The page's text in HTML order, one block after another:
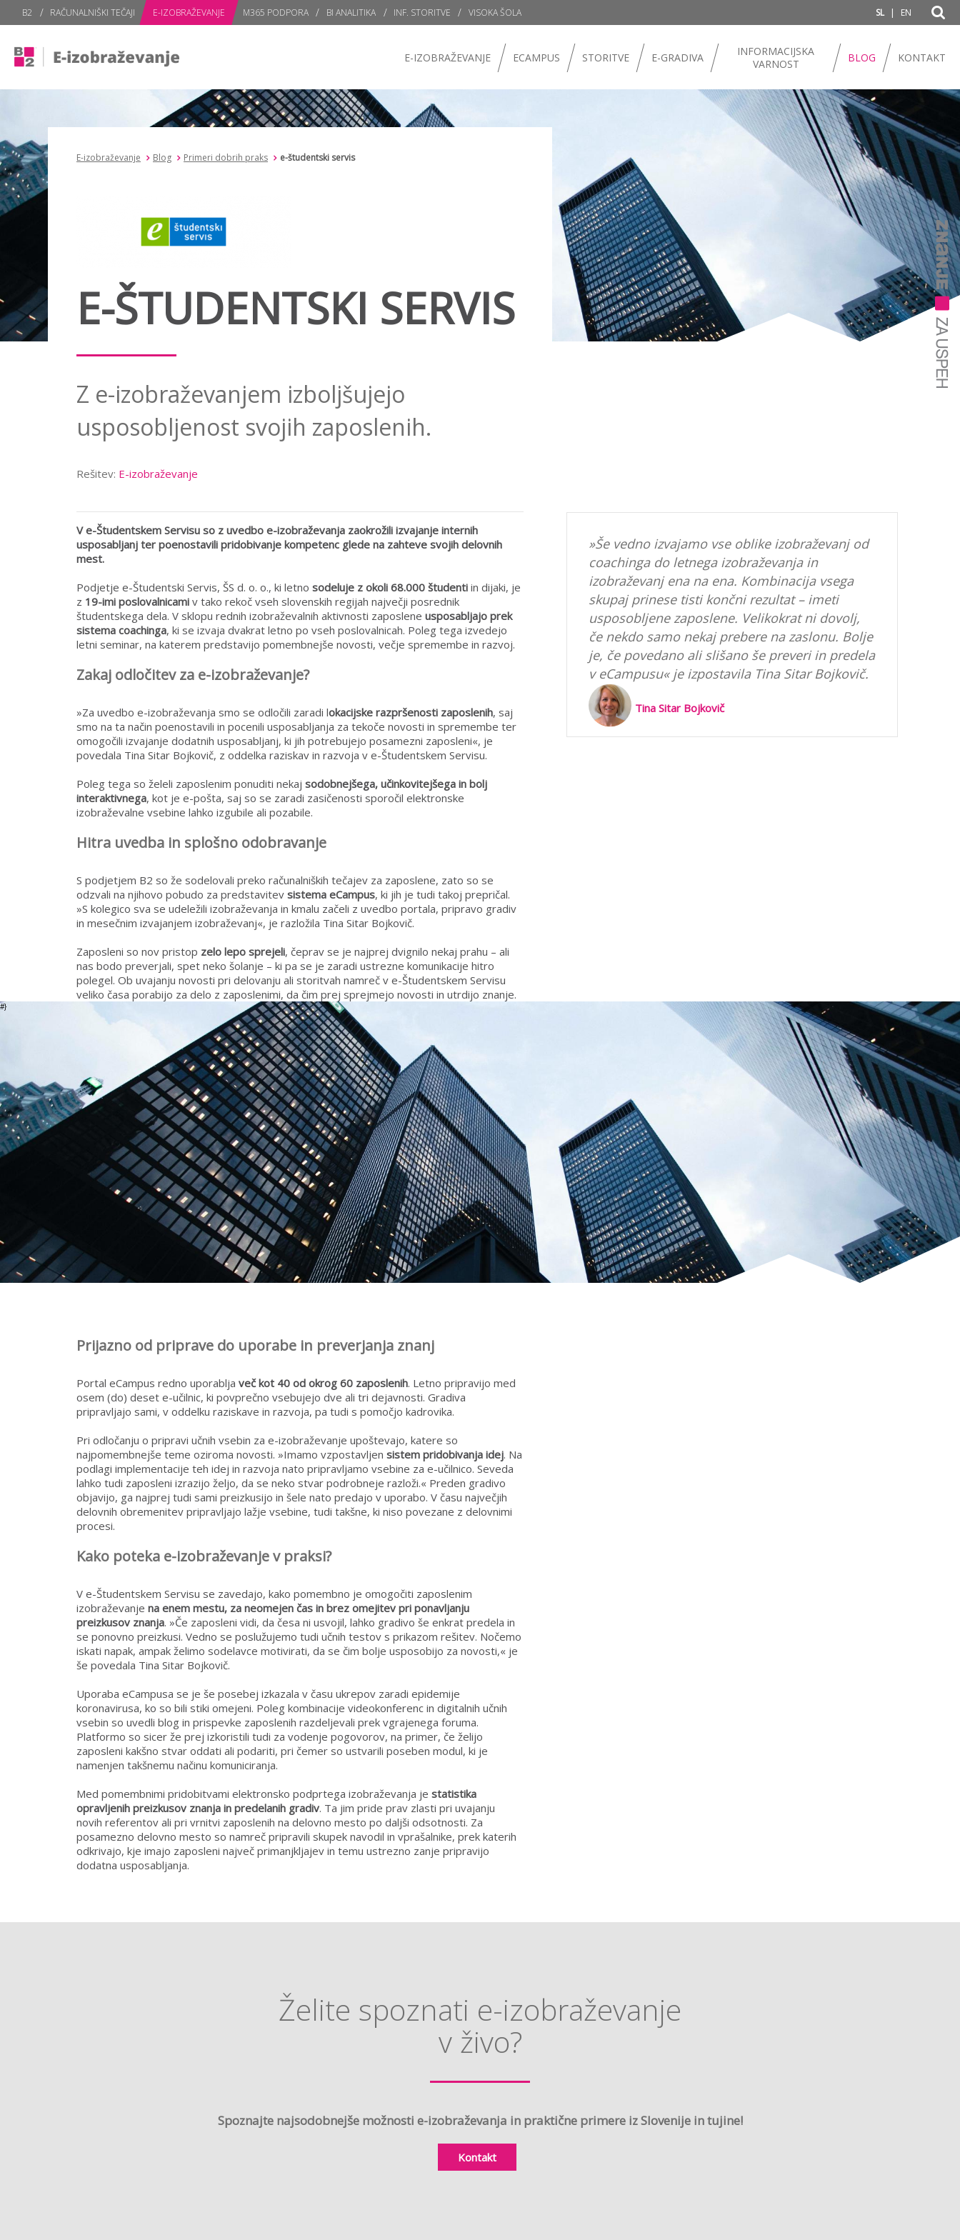
B2 RAČUNALNIŠKI TEČAJI E-IZOBRAŽEVANJE M365 PODPORA BI ANALITIKA INF. STORITVE VISOKA ŠOLA SL | EN
E-IZOBRAŽEVANJE ECAMPUS STORITVE E-GRADIVA
INFORMACIJSKA
VARNOST
BLOG KONTAKT
E-izobraževanje Blog Primeri dobrih praks e-študentski servis
E-ŠTUDENTSKI SERVIS
Z e-izobraževanjem izboljšujejo
usposobljenost svojih zaposlenih.
Rešitev: E-izobraževanje
V e-Študentskem Servisu so z uvedbo e-izobraževanja zaokrožili izvajanje internih
usposabljanj ter poenostavili pridobivanje kompetenc glede na zahteve svojih delovnih
mest.
Podjetje e-Študentski Servis, ŠS d. o. o., ki letno sodeluje z okoli 68.000 študenti in dijaki, je
z 19-imi poslovalnicami v tako rekoč vseh slovenskih regijah največji posrednik
študentskega dela. V sklopu rednih izobraževalnih aktivnosti zaposlene usposabljajo prek
sistema coachinga, ki se izvaja dvakrat letno po vseh poslovalnicah. Poleg tega izvedejo
letni seminar, na katerem predstavijo pomembnejše novosti, večje spremembe in razvoj.
Zakaj odločitev za e-izobraževanje?
»Za uvedbo e-izobraževanja smo se odločili zaradi lokacijske razpršenosti zaposlenih, saj
smo na ta način poenostavili in pocenili usposabljanja za tekoče novosti in spremembe ter
omogočili izvajanje dodatnih usposabljanj, ki jih potrebujejo posamezni zaposleni«, je
povedala Tina Sitar Bojkovič, z oddelka raziskav in razvoja v e-Študentskem Servisu.
Poleg tega so želeli zaposlenim ponuditi nekaj sodobnejšega, učinkovitejšega in bolj
interaktivnega, kot je e-pošta, saj so se zaradi zasičenosti sporočil elektronske
izobraževalne vsebine lahko izgubile ali pozabile.
Hitra uvedba in splošno odobravanje
S podjetjem B2 so že sodelovali preko računalniških tečajev za zaposlene, zato so se
odzvali na njihovo pobudo za predstavitev sistema eCampus, ki jih je tudi takoj prepričal.
»S kolegico sva se udeležili izobraževanja in kmalu začeli z uvedbo portala, pripravo gradiv
in mesečnim izvajanjem izobraževanj«, je razložila Tina Sitar Bojkovič.
Zaposleni so nov pristop zelo lepo sprejeli, čeprav se je najprej dvignilo nekaj prahu – ali
nas bodo preverjali, spet neko šolanje – ki pa se je zaradi ustrezne komunikacije hitro
polegel. Ob uvajanju novosti pri delovanju ali storitvah namreč v e-Študentskem Servisu
veliko časa porabijo za delo z zaposlenimi, da čim prej sprejmejo novosti in utrdijo znanje.
K uspešnosti usvajanja e-izobraževanja je vsekakor prispevalo tudi dejstvo, da ostalih
»Še vedno izvajamovse oblike izobraževanj od coachinga do letnega izobraževanja in
izobraževanj ena na ena. Kombinacija vsega skupaj prinese tisti končni rezultat – imeti
usposobljene zaposlene. Velikokrat ni dovolj, če nekdo samo nekaj prebere na zaslonu.
Bolje je, če povedano ali slišano še preveri in predela v eCampusu« je izpostavila Tina Sitar
»Še vedno izvajamo vse oblike izobraževanj od
coachinga do letnega izobraževanja in
izobraževanj ena na ena. Kombinacija vsega
skupaj prinese tisti končni rezultat – imeti
usposobljene zaposlene. Velikokrat ni dovolj,
če nekdo samo nekaj prebere na zaslonu. Bolje
je, če povedano ali slišano še preveri in predela
v eCampusu« je izpostavila Tina Sitar Bojkovič.
Tina Sitar Bojkovič
#}
Prijazno od priprave do uporabe in preverjanja znanj
Portal eCampus redno uporablja več kot 40 od okrog 60 zaposlenih. Letno pripravijo med
osem (do) deset e-učilnic, ki povprečno vsebujejo dve ali tri dejavnosti. Gradiva
pripravljajo sami, v oddelku raziskave in razvoja, pa tudi s pomočjo kadrovika.
Pri odločanju o pripravi učnih vsebin za e-izobraževanje upoštevajo, katere so
najpomembnejše teme oziroma novosti. »Imamo vzpostavljen sistem pridobivanja idej. Na
podlagi implementacije teh idej in razvoja nato pripravljamo vsebine za e-učilnico. Seveda
lahko tudi zaposleni izrazijo željo, da se neko stvar podrobneje razloži.« Preden gradivo
objavijo, ga najprej tudi sami preizkusijo in šele nato predajo v uporabo. V času največjih
delovnih obremenitev pripravljajo lažje vsebine, tudi takšne, ki niso povezane z delovnimi
procesi.
Kako poteka e-izobraževanje v praksi?
V e-Študentskem Servisu se zavedajo, kako pomembno je omogočiti zaposlenim
izobraževanje na enem mestu, za neomejen čas in brez omejitev pri ponavljanju
preizkusov znanja. »Če zaposleni vidi, da česa ni usvojil, lahko gradivo še enkrat predela in
se ponovno preizkusi. Vedno se poslužujemo tudi učnih testov s prikazom rešitev. Nočemo
iskati napak, ampak želimo sodelavce motivirati, da se čim bolje usposobijo za novosti,« je
še povedala Tina Sitar Bojkovič.
Uporaba eCampusa se je še posebej izkazala v času ukrepov zaradi epidemije
koronavirusa, ko so bili stiki omejeni. Poleg kombinacije videokonferenc in digitalnih učnih
vsebin so uvedli blog in prispevke zaposlenih razdeljevali prek vgrajenega foruma.
Platformo so sicer že prej izkoristili tudi za vodenje pogovorov, na primer, če želijo
zaposleni kakšno stvar oddati ali podariti, pri čemer so ustvarili poseben modul, ki je
namenjen takšnemu načinu komuniciranja.
Med pomembnimi pridobitvami elektronsko podprtega izobraževanja je statistika
opravljenih preizkusov znanja in predelanih gradiv. Ta jim pride prav zlasti pri uvajanju
novih referentov ali pri vrnitvi zaposlenih na delovno mesto po daljši odsotnosti. Za
posamezno delovno mesto so namreč pripravili skupek navodil in vprašalnike, prek katerih
odkrivajo, kje imajo zaposleni največ primanjkljajev in temu ustrezno zanje pripravijo
dodatna usposabljanja.
Želite spoznati e-izobraževanje
v živo?
Spoznajte najsodobnejše možnosti e-izobraževanja in praktične primere iz Slovenije in tujine!
Kontakt